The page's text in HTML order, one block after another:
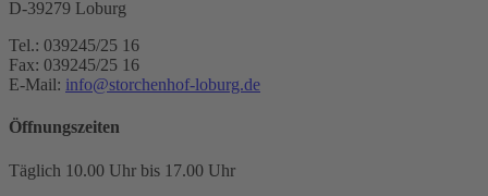
D-39279 Loburg
Tel.: 039245/25 16
Fax: 039245/25 16
E-Mail: info@storchenhof-loburg.de
Öffnungszeiten
Täglich 10.00 Uhr bis 17.00 Uhr